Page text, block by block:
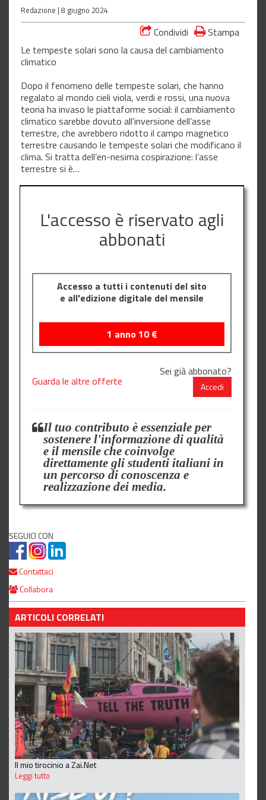
Redazione | 8 giugno 2024
Condividi
Stampa
Le tempeste solari sono la causa del cambiamento
climatico
Dopo il fenomeno delle tempeste solari, che hanno
regalato al mondo cieli viola, verdi e rossi, una nuova
teoria ha invaso le piattaforme social: il cambiamento
climatico sarebbe dovuto all’inversione dell’asse
terrestre, che avrebbero ridotto il campo magnetico
terrestre causando le tempeste solari che modificano il
clima. Si tratta dell’en-nesima cospirazione: l’asse
terrestre si è…
L'accesso è riservato agli
abbonati
Accesso a tutti i contenuti del sito
e all'edizione digitale del mensile
1 anno10€
Guarda le altre offerte
Sei già abbonato?
Accedi
Il tuo contributo è essenziale per
sostenere l'informazione di qualità
e il mensile che coinvolge
direttamente gli studenti italiani in
un percorso di conoscenza e
realizzazione dei media.
SEGUICI CON
Contattaci
Collabora
ARTICOLI CORRELATI
Il mio tirocinio a Zai.Net
Leggi tutto